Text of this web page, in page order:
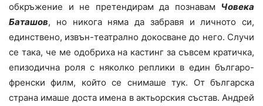
обкръжение и не претендирам да познавам
Човека
Баташов, но никога няма да забравя и личното си,
единствено, извън-театрално докосване до него. Случи
се така, че ме одобриха на кастинг за съвсем кратичка,
епизодична роля с няколко реплики в един българо-
френски филм, който се снимаше тук. От българска
страна имаше доста имена в актьорския състав. Андрей